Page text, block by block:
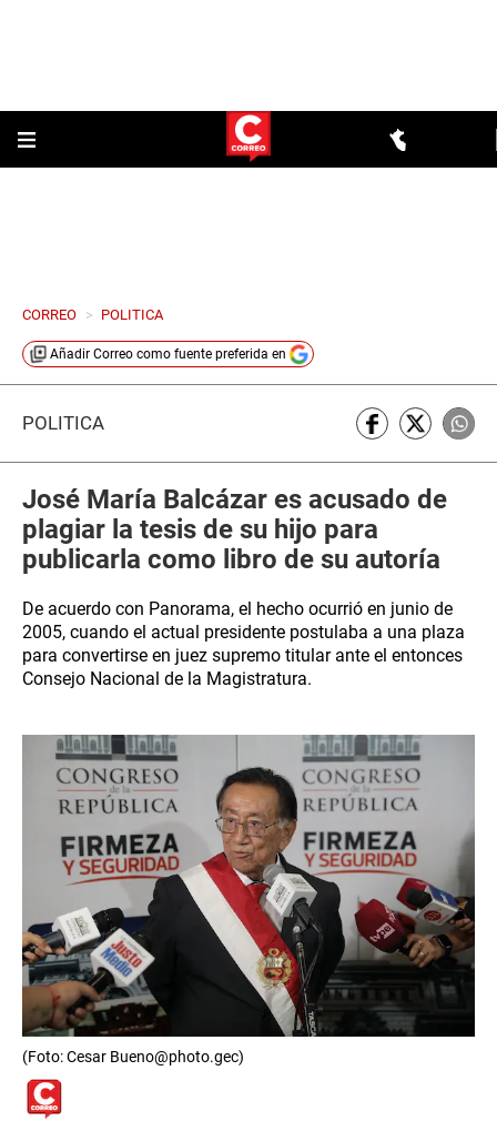
CORREO > POLITICA
Añadir Correo como fuente preferida en
POLÍTICA
José María Balcázar es acusado de
plagiar la tesis de su hijo para
publicarla como libro de su autoría
De acuerdo con Panorama, el hecho ocurrió en junio de
2005, cuando el actual presidente postulaba a una plaza
para convertirse en juez supremo titular ante el entonces
Consejo Nacional de la Magistratura.
(Foto: Cesar Bueno@photo.gec)